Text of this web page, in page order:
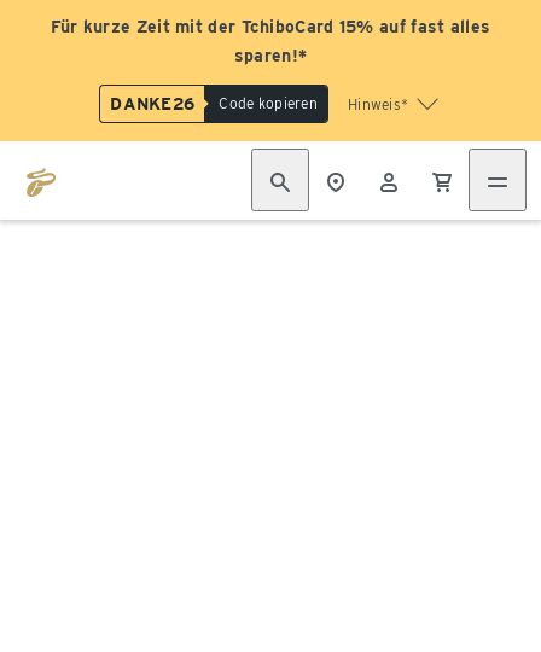
Für kurze Zeit mit der TchiboCard 15% auf fast alles
sparen!*
DANKE26 Code kopieren Hinweis*